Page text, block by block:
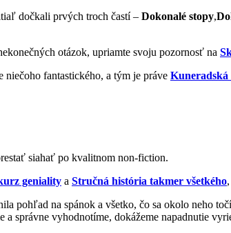
dočkali prvých troch častí – Dokonalé stopy,
otázok, upriamte svoju pozornosť na
niečoho fantastického, a tým je práve Kuneradská
siahať po kvalitnom non-fiction.
geniality a Stručná história takmer všetkého
pohľad na spánok a všetko, čo sa okolo neho
správne vyhodnotíme, dokážeme napadnutie